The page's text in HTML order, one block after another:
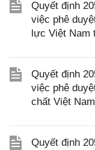
Quyết định
việc phê
lực Việt Nam
Quyết định
việc phê
chất Việt
Quyết định